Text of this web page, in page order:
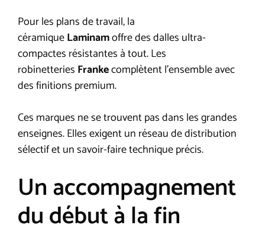
Pour les plans de travail, la
céramiqueLaminamoffre des dalles ultra-
compactes résistantes à tout. Les
robinetteries Frankecomplètent l’ensemble avec
des finitions premium.
Ces marques ne se trouvent pas dans les grandes
enseignes. Elles exigent un réseau de distribution
sélectif et un savoir-faire technique précis.
Un accompagnement
du début à la fin